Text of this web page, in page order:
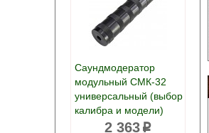
Саундмодератор
модульный СМК-32
универсальный (выбор
калибра и модели)
2 363p